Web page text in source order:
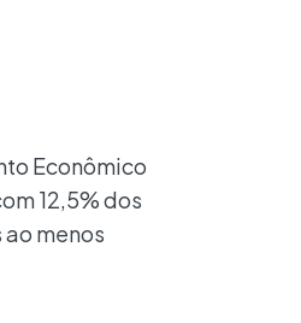
Econômico
12,5% dos
menos